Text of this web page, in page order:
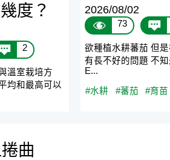
度？
2
溫室栽培方
均和最高可以
2026/08/02
73
欲種植水耕蕃茄 但
有長不好的問題 不知
E...
#水耕 #蕃茄 #育苗
曲